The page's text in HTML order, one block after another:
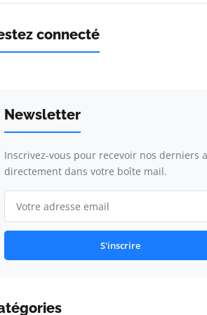
connecté
Newsletter
Inscrivez-vous pour recevoir nos derniers
directement dans votre boîte mail.
S'inscrire